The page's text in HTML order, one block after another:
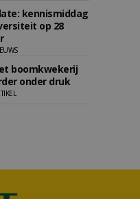
kennismiddag
op 28
boomkwekerij
onder druk